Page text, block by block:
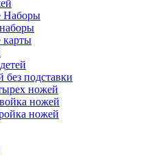
Наборы
карты
подставки
ножей
ножей
ножей